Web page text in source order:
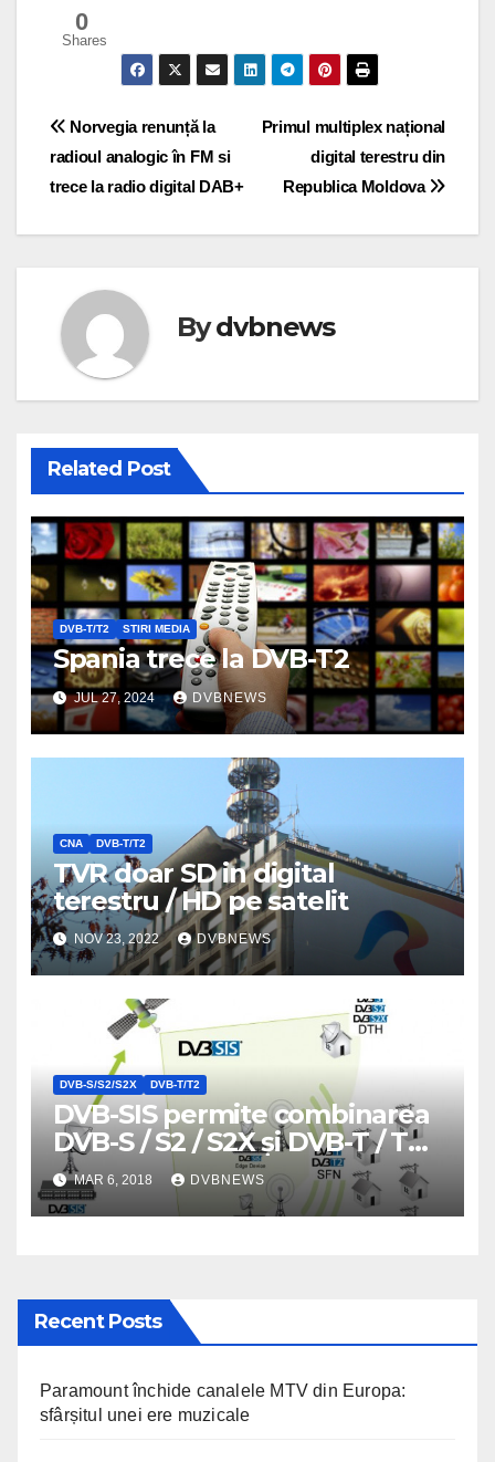
0
Shares
Post
navigation
Primul multiplex național
digital terestru din
Republica Moldova
Norvegia renunță la
radioul analogic în FM si
trece la radio digital DAB+
Bydvbnews
Related Post
DVB-T/T2 STIRI MEDIA
Spania trece la DVB-T2
JUL 27, 2024 DVBNEWS
CNA DVB-T/T2
TVR doar SD in digital
terestru / HD pe satelit
NOV 23, 2022 DVBNEWS
DVB-S/S2/S2X DVB-T/T2
DVB-SIS permite combinarea
DVB-S / S2 / S2X și DVB-T / T2
într-un singur fascicul de
satelit, pe același
transponder
MAR 6, 2018 DVBNEWS
Recent Posts
Paramount închide canalele MTV din Europa:
sfârșitul unei ere muzicale